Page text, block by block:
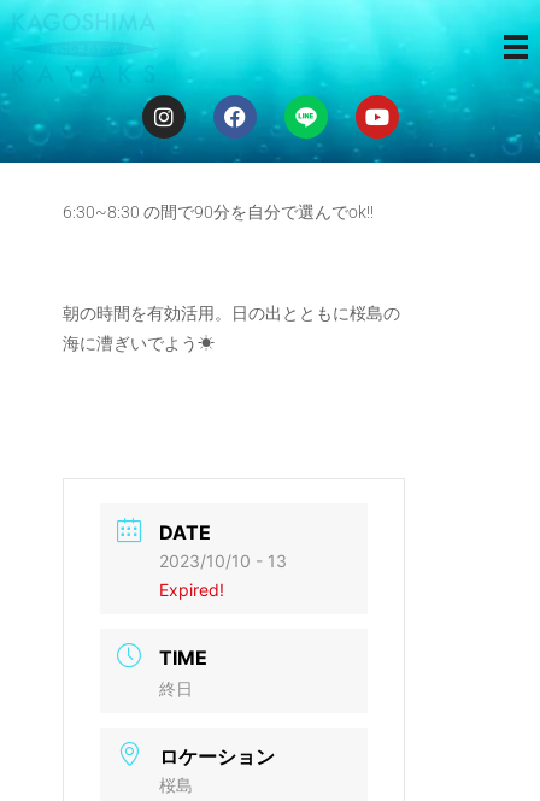
Good morning
kayak
6:30~8:30 の間で90分を自分で選んでok!!
朝の時間を有効活用。日の出とともに桜島の
海に漕ぎいでよう☀︎
DATE
2023/10/10 - 13
Expired!
TIME
終日
ロケーション
桜島